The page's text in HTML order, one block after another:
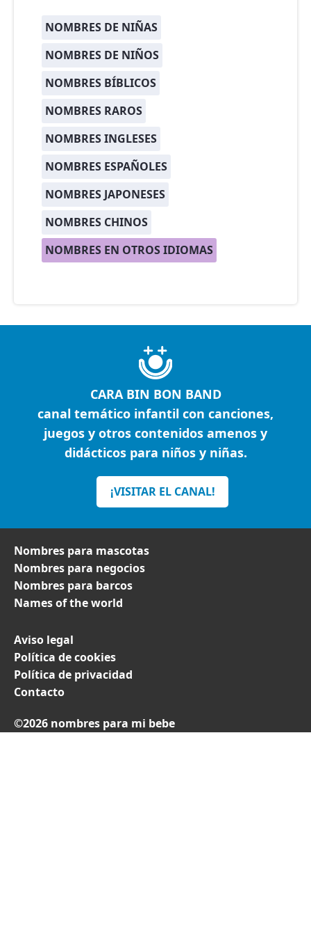
NOMBRES DE NIÑAS
NOMBRES DE NIÑOS
NOMBRES BÍBLICOS
NOMBRES RAROS
NOMBRES INGLESES
NOMBRES ESPAÑOLES
NOMBRES JAPONESES
NOMBRES CHINOS
NOMBRES EN OTROS IDIOMAS
CARA BIN BON BAND
canal temático infantil con canciones,
juegos y otros contenidos amenos y
didácticos para niños y niñas.
¡VISITAR EL CANAL!
Nombres para mascotas
Nombres para negocios
Nombres para barcos
Names of the world
Aviso legal
Política de cookies
Política de privacidad
Contacto
©2026 nombres para mi bebe